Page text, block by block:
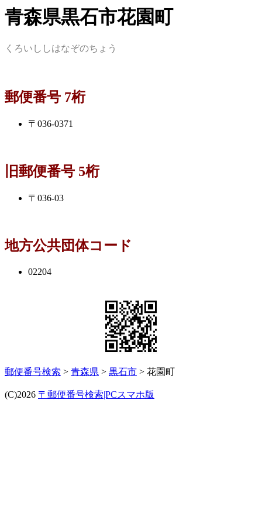
青森県黒石市花園町
くろいししはなぞのちょう
郵便番号 7桁
〒036-0371
旧郵便番号 5桁
〒036-03
地方公共団体コード
02204
郵便番号検索 > 青森県 > 黒石市 > 花園町
(C)2026 〒郵便番号検索|PCスマホ版